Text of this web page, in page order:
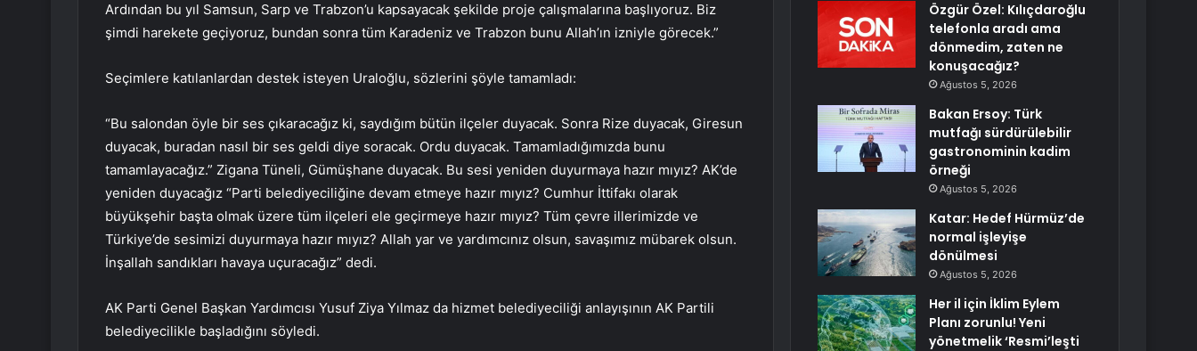
Ardından bu yıl Samsun, Sarp ve Trabzon’u kapsayacak şekilde proje çalışmalarına başlıyoruz. Biz
şimdi harekete geçiyoruz, bundan sonra tüm Karadeniz ve Trabzon bunu Allah’ın izniyle görecek.”
Seçimlere katılanlardan destek isteyen Uraloğlu, sözlerini şöyle tamamladı:
“Bu salondan öyle bir ses çıkaracağız ki, saydığım bütün ilçeler duyacak. Sonra Rize duyacak, Giresun
duyacak, buradan nasıl bir ses geldi diye soracak. Ordu duyacak. Tamamladığımızda bunu
tamamlayacağız.” Zigana Tüneli, Gümüşhane duyacak. Bu sesi yeniden duyurmaya hazır mıyız? AK’de
yeniden duyacağız “Parti belediyeciliğine devam etmeye hazır mıyız? Cumhur İttifakı olarak
büyükşehir başta olmak üzere tüm ilçeleri ele geçirmeye hazır mıyız? Tüm çevre illerimizde ve
Türkiye’de sesimizi duyurmaya hazır mıyız? Allah yar ve yardımcınız olsun, savaşımız mübarek olsun.
İnşallah sandıkları havaya uçuracağız” dedi.
AK Parti Genel Başkan Yardımcısı Yusuf Ziya Yılmaz da hizmet belediyeciliği anlayışının AK Partili
belediyecilikle başladığını söyledi.
Özgür Özel: Kılıçdaroğlu
telefonla aradı ama
dönmedim, zaten ne
konuşacağız?
Ağustos 5, 2026
Bakan Ersoy: Türk
mutfağı sürdürülebilir
gastronominin kadim
örneği
Ağustos 5, 2026
Katar: Hedef Hürmüz’de
normal işleyişe
dönülmesi
Ağustos 5, 2026
Her il için İklim Eylem
Planı zorunlu! Yeni
yönetmelik ‘Resmi’leşti